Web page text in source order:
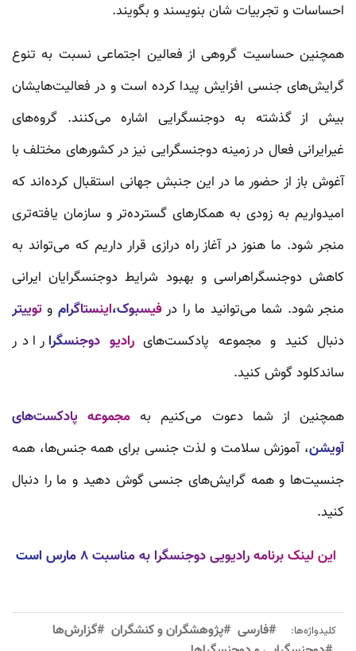
احساسات و تجربیات شان بنویسند و بگویند.
همچنین حساسیت گروهی از فعالین اجتماعی نسبت به تنوع
گرایش‌های جنسی افزایش پیدا کرده است و در فعالیت‌هایشان
بیش از گذشته به دوجنسگرایی اشاره می‌کنند. گروه‌های
غیرایرانی فعال در زمینه دوجنسگرایی نیز در کشورهای مختلف با
آغوش باز از حضور ما در این جنبش جهانی استقبال کرده‌اند که
امیدواریم به زودی به همکارهای گسترده‌تر و سازمان یافته‌تری
منجر شود. ما هنوز در آغاز راه درازی قرار داریم که می‌تواند به
کاهش دوجنسگراهراسی و بهبود شرایط دوجنسگرایان ایرانی
منجر شود. شما می‌توانید ما را درفیسبوک،اینستاگرام و توییتر
دنبال کنید و مجموعه پادکست‌هایرادیو دوجنسگرارا در
ساندکلود گوش کنید.
همچنین از شما دعوت می‌کنیم به مجموعه پادکست‌های
آویشن، آموزش سلامت و لذت جنسی برای همه جنس‌ها، همه
جنسیت‌ها و همه گرایش‌های جنسی گوش دهید و ما را دنبال
کنید.
این لینک برنامه رادیویی دوجنسگرا به مناسبت ۸ مارس است
کلیدواژه‌ها: #فارسی #پژوهشگران و کنشگران #گزارش‌ها